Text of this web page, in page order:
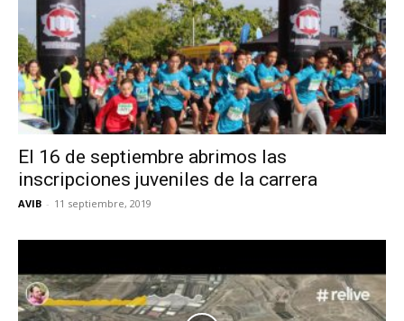
El 16 de septiembre abrimos las
inscripciones juveniles de la carrera
AVIB - 11 septiembre, 2019